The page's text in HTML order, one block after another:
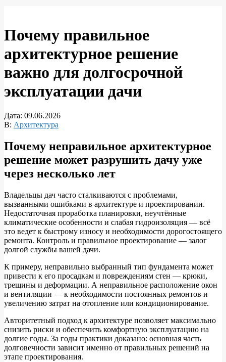
Почему правильное
архитектурное решение
важно для долгосрочной
эксплуатации дачи
Дата: 09.06.2026
В: Архитектура
Почему неправильное архитектурное
решение может разрушить дачу уже
через несколько лет
Владельцы дач часто сталкиваются с проблемами,
вызванными ошибками в архитектуре и проектировании.
Недостаточная проработка планировки, неучтённые
климатические особенности и слабая гидроизоляция — всё
это ведет к быстрому износу и необходимости дорогостоящего
ремонта. Контроль и правильное проектирование — залог
долгой службы вашей дачи.
К примеру, неправильно выбранный тип фундамента может
привести к его просадкам и повреждениям стен — крюки,
трещины и деформации. А неправильное расположение окон
и вентиляции — к необходимости постоянных ремонтов и
увеличению затрат на отопление или кондиционирование.
Авторитетный подход к архитектуре позволяет максимально
снизить риски и обеспечить комфортную эксплуатацию на
долгие годы. За годы практики доказано: основная часть
долговечности зависит именно от правильных решений на
этапе проектирования.